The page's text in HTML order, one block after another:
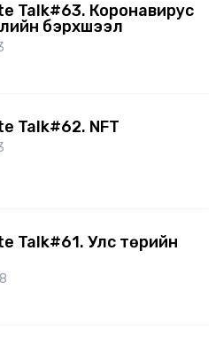
Talk#63. Коронавирус
бэрхшээл
Talk#62. NFT
Talk#61. Улс төрийн